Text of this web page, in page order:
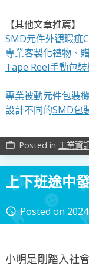
【其他文章推薦】
SMD元件外觀瑕疵
專業客製化禮物、
Tape Reel手動包
專業被動元件包裝
設計不同的SMD包
work_outline Posted in 工業資
上下班途中
access_time Posted on
小明是剛踏入社